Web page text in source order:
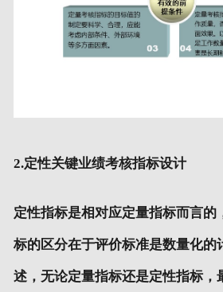
2.定性关键业绩考核指标设计
定性指标是相对应定量指标而言的
标的区分在于评价标准是数量化的
述，无论定量指标还是定性指标，